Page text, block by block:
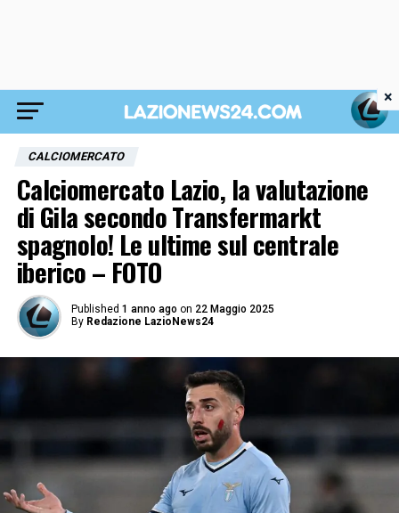
CALCIOMERCATO
Calciomercato Lazio, la valutazione
di Gila secondo Transfermarkt
spagnolo! Le ultime sul centrale
iberico – FOTO
Published 1 anno ago on 22 Maggio 2025
By Redazione LazioNews24
×